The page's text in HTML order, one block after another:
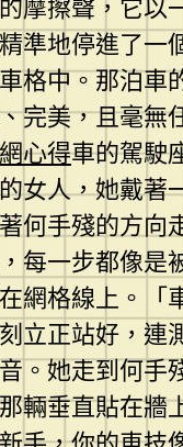
摩擦聲，它以
準地停進了一
格中。那泊車
完美，且毫無
心得車的駕駛
女人，她戴著
何手殘的方向
每一步都像是
網格線上。「
立正站好，連
。她走到何手
輛垂直貼在牆